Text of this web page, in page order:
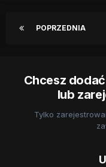
POPRZEDNIA
Chcesz
lub
Tylko